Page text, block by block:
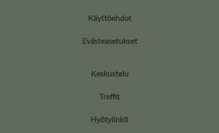
Käyttöehdot
Evästeasetukset
Keskustelu
Treffit
Hyötylinkit